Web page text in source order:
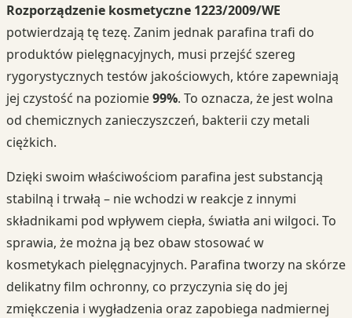
Rozporządzenie kosmetyczne 1223/2009/WE
potwierdzają tę tezę. Zanim jednak parafina trafi do
produktów pielęgnacyjnych, musi przejść szereg
rygorystycznych testów jakościowych, które zapewniają
jej czystość na poziomie99%. To oznacza, że jest wolna
od chemicznych zanieczyszczeń, bakterii czy metali
ciężkich.
Dzięki swoim właściwościom parafina jest substancją
stabilną i trwałą – nie wchodzi w reakcje z innymi
składnikami pod wpływem ciepła, światła ani wilgoci. To
sprawia, że można ją bez obaw stosować w
kosmetykach pielęgnacyjnych. Parafina tworzy na skórze
delikatny film ochronny, co przyczynia się do jej
zmiękczenia i wygładzenia oraz zapobiega nadmiernej